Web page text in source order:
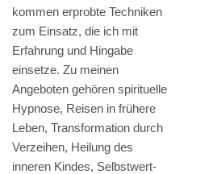
kommen erprobte Techniken
zum Einsatz, die ich mit
Erfahrung und Hingabe
einsetze. Zu meinen
Angeboten gehören spirituelle
Hypnose, Reisen in frühere
Leben, Transformation durch
Verzeihen, Heilung des
inneren Kindes, Selbstwert-